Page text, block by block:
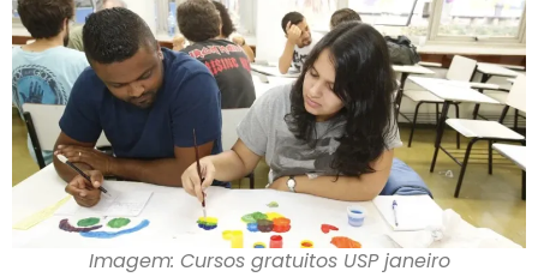
Imagem: Cursos gratuitos USP janeiro